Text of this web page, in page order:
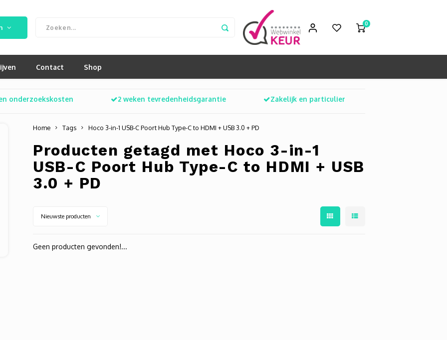
0
Contact Shop
onderzoekskosten 2 weken tevredenheidsgarantie Zakelijk en particulier
Home Tags Hoco 3-in-1 USB-C Poort Hub Type-C to HDMI + USB 3.0 + PD
Producten getagd met Hoco 3-in-1
USB-C Poort Hub Type-C to HDMI + USB
3.0 + PD
Nieuwste producten
Geen producten gevonden!...